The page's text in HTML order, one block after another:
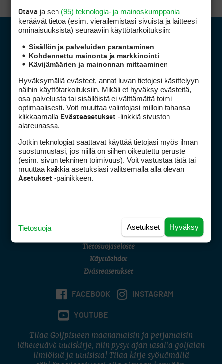
Golfpiste mediakortti
Golfpisteen yhteystiedot
DSA avoimuusraportti
Asiakaspalvelu
(digi) digi@otavamedia.fi
Tietosuojaseloste
Käyttöehdot
Evästeasetukset
FACEBOOK INSTAGRAM
YOUTUBE
Tilaa Golfpisteen maanantaisin ja perjantaisin
lähetettävä uutiskirje, niin pysyt ajan tasalla golfalan
ilmiöistä ja uutisista! Tilaa kirje syöttämällä
Otava ja sen (95) teknologia- ja mainoskumppania
keräävät tietoa (esim. vierailemis­tasi sivuista ja laitteesi
ominaisuuk­sista) seuraaviin käyttötarkoituksiin:
Sisällön ja palveluiden parantaminen
Kohdennettu mainonta ja markkinointi
Kävijämäärien ja mainonnan mittaaminen
Hyväksymällä evästeet, annat luvan tietojesi käsittelyyn
näihin käyttötarkoituksiin. Mikäli et hyväksy evästeitä,
osa palveluista tai sisällöistä ei välttämättä toimi
optimaalisesti. Voit muuttaa valintojasi milloin tahansa
klikkaamalla Evästeasetukset -linkkiä sivuston
alareunassa.
Jotkin teknologiat saattavat käyttää tietojasi myös ilman
suostumustasi, jos niillä on siihen oikeutettu peruste
(esim. sivun tekninen toimivuus). Voit vastustaa tätä tai
muuttaa kaikkia asetuksiasi valitsemalla alla olevan
Asetukset -painikkeen.
Hyväksy
Asetukset
Tietosuoja